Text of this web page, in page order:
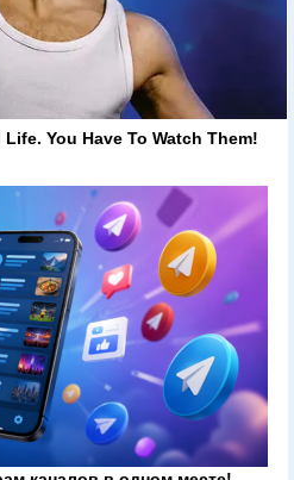
You Have To Watch Them!